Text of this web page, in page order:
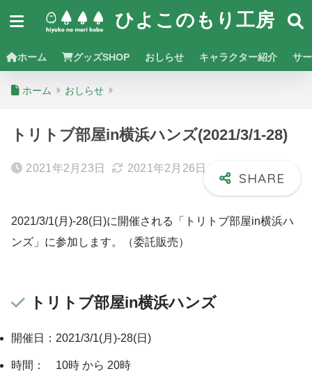
ひよこのもり工房
ホーム グッズSHOP おしらせ キャラクター紹介 サ
ホーム おしらせ
トリトブ部屋in横浜ハンズ(2021/3/1-28)
2021年2月23日 2021年2月26日
2021/3/1(月)-28(日)に開催される「トリトブ部屋in横浜ハ
ンズ」に参加します。（委託販売）
トリトブ部屋in横浜ハンズ
開催日：2021/3/1(月)-28(日)
時間： 10時 から 20時